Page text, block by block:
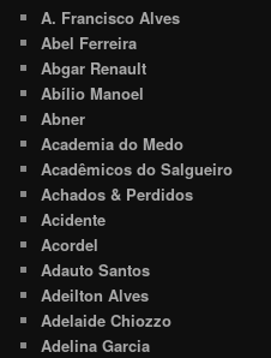
A. Francisco Alves
Abel Ferreira
Abgar Renault
Abílio Manoel
Abner
Academia do Medo
Acadêmicos do Salgueiro
Achados & Perdidos
Acidente
Acordel
Adauto Santos
Adeilton Alves
Adelaide Chiozzo
Adelina Garcia